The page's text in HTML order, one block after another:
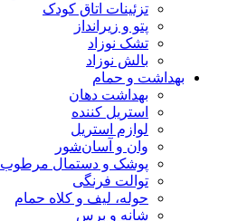
تزئینات اتاق کودک
پتو و زیرانداز
تشک نوزاد
بالش نوزاد
بهداشت و حمام
بهداشت دهان
استریل کننده
لوازم استریل
وان و آسان‌شور
پوشک و دستمال مرطوب
توالت فرنگی
حوله، لیف و کلاه حمام
شانه و برس